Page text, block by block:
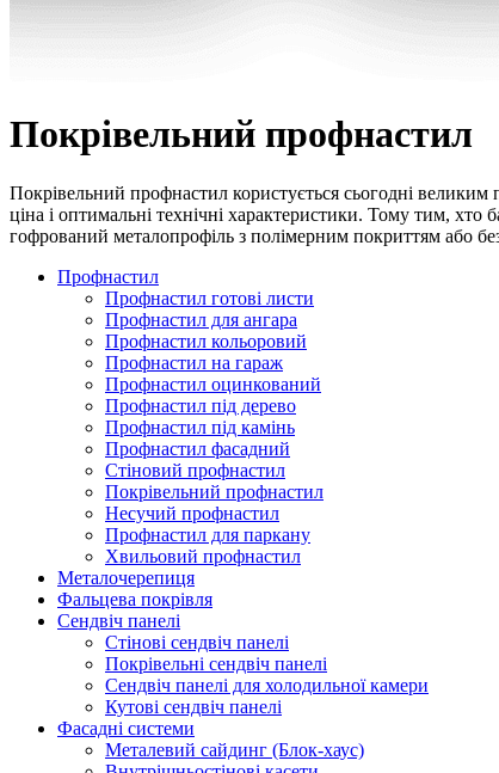
Покрівельний профнастил
Покрівельний профнастил користується сьогодні
ціна і оптимальні технічні характеристики. Тому тим,
гофрований металопрофіль з полімерним покриттям або
Профнастил
Профнастил готові листи
Профнастил для ангара
Профнастил кольоровий
Профнастил на гараж
Профнастил оцинкований
Профнастил під дерево
Профнастил під камінь
Профнастил фасадний
Стіновий профнастил
Покрівельний профнастил
Несучий профнастил
Профнастил для паркану
Хвильовий профнастил
Металочерепиця
Фальцева покрівля
Сендвіч панелі
Стінові сендвіч панелі
Покрівельні сендвіч панелі
Сендвіч панелі для холодильної камери
Кутові сендвіч панелі
Фасадні системи
Металевий сайдинг (Блок-хаус)